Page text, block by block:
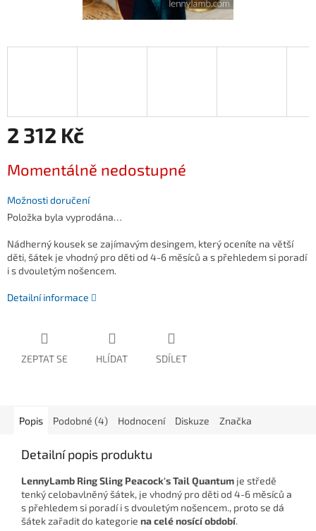
2 312 Kč
cena:
Momentálně nedostupné
Možnosti doručení
Položka byla vyprodána…
Nádherný kousek se zajímavým desingem, který oceníte na větší
děti, šátek je vhodný pro děti od 4-6 měsíců a s přehledem si poradí
i s dvouletým nošencem.
Detailní informace
ZEPTAT SE HLÍDAT SDÍLET
Popis Podobné (4) Hodnocení Diskuze Značka
Detailní popis produktu
LennyLamb Ring Sling Peacock's Tail Quantum je středě
tenký celobavlněný šátek, je vhodný pro děti od 4-6 měsíců a
s přehledem si poradí i s dvouletým nošencem., proto se dá
šátek zařadit do kategorie na celé nosící období.